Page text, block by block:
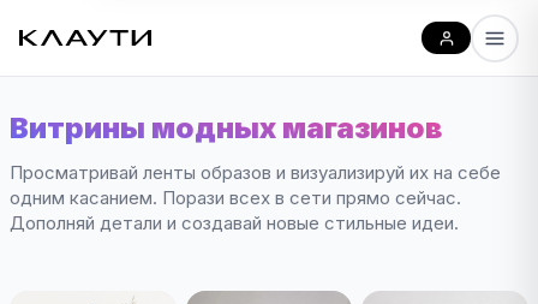
Витрины модных магазинов
Просматривай ленты образов и визуализируй их на себе
одним касанием. Порази всех в сети прямо сейчас.
Дополняй детали и создавай новые стильные идеи.